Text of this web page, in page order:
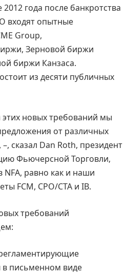
года после банкротства
входят опытные
Group,
Зерновой биржи
биржи Канзаса.
из десяти публичных
этих новых требований мы
от различных
сказал Dan Roth, президент
Фьючерсной Торговли,
NFA, равно как и наши
FCM, CPO/CTA и IB.
требований
письменном виде